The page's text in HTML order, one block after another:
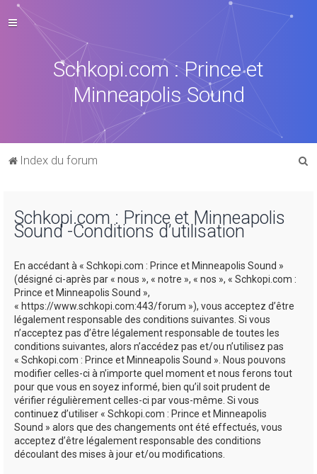
Schkopi.com : Prince et
Minneapolis Sound
Index du forum
Schkopi.com : Prince et Minneapolis
Sound -Conditions d’utilisation
En accédant à « Schkopi.com : Prince et Minneapolis Sound »
(désigné ci-après par « nous », « notre », « nos », « Schkopi.com :
Prince et Minneapolis Sound »,
« https://www.schkopi.com:443/forum »), vous acceptez d’être
légalement responsable des conditions suivantes. Si vous
n’acceptez pas d’être légalement responsable de toutes les
conditions suivantes, alors n’accédez pas et/ou n’utilisez pas
« Schkopi.com : Prince et Minneapolis Sound ». Nous pouvons
modifier celles-ci à n’importe quel moment et nous ferons tout
pour que vous en soyez informé, bien qu’il soit prudent de
vérifier régulièrement celles-ci par vous-même. Si vous
continuez d’utiliser « Schkopi.com : Prince et Minneapolis
Sound » alors que des changements ont été effectués, vous
acceptez d’être légalement responsable des conditions
découlant des mises à jour et/ou modifications.